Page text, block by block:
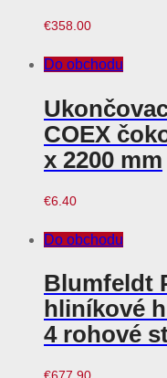
€358.00
Do obchodu
COEX
x 2200 mm
€6.40
Do obchodu
Blumfeldt
hliníkové
4 rohové